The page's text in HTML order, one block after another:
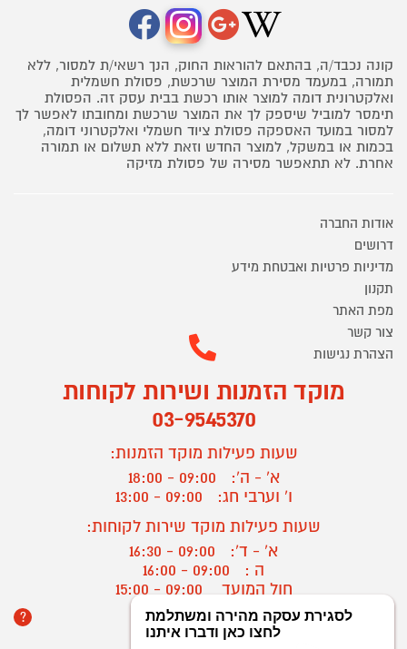
קונה נכבד/ה, בהתאם להוראות החוק, הנך רשאי/ת למסור, ללא
תמורה, במעמד מסירת המוצר שרכשת, פסולת חשמלית
ואלקטרונית דומה למוצר אותו רכשת בבית עסק זה. הפסולת
תימסר למוביל שיספק לך את המוצר שרכשת ומחובתו לאפשר לך
למסור במועד האספקה פסולת ציוד חשמלי ואלקטרוני דומה,
בכמות או במשקל, למוצר החדש וזאת ללא תשלום או תמורה
אחרת. לא תתאפשר מסירה של פסולת מזיקה
אודות החברה
דרושים
מדיניות פרטיות ואבטחת מידע
תקנון
מפת האתר
צור קשר
הצהרת נגישות
מוקד הזמנות ושירות לקוחות
03-9545370
שעות פעילות מוקד הזמנות:
א' - ה':
09:00 - 18:00
ו' וערבי חג:
09:00 - 13:00
שעות פעילות מוקד שירות לקוחות:
א' - ד':
09:00 - 16:30
ה :
09:00 - 16:00
חול המועד
? יצירת קשר/ביטול הזמנה